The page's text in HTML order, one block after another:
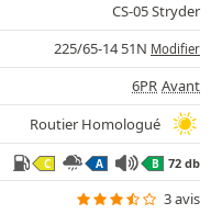
CS-05 Stryder
225/65-14 51N Modifier
6PR Avant
Routier Homologué
C A B 72 db
3 avis